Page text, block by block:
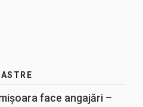
face angajări –